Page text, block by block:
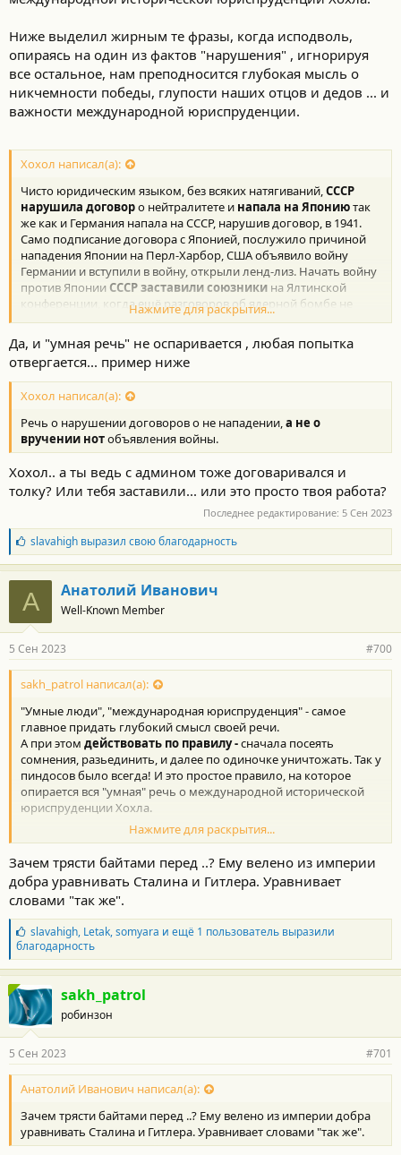
Ниже выделил жирным те фразы, когда исподволь,
опираясь на один из фактов "нарушения" , игнорируя
все остальное, нам преподносится глубокая мысль о
никчемности победы, глупости наших отцов и дедов ... и
важности международной юриспруденции.
Хохол написал(а):
Чисто юридическим языком, без всяких натягиваний,СССР
нарушила договоро нейтралитете и напала на Япониютак
же как и Германия напала на СССР, нарушив договор, в 1941.
Само подписание договора с Японией, послужило причиной
нападения Японии на Перл-Харбор, США объявило войну
Германии и вступили в войну, открыли ленд-лиз. Начать войну
против Японии СССР заставили союзники на Ялтинской
конференции, когда ещё разговоров об ядерной бомбе не
было и воевать с Японией на ее территории собирались
минимум год после победы в Европе даже с вступлением СССР
в войну с Японией.
Зы: Японцамсоюзники наваляли
СССР тоже в списке победителей, хоть и повоевал 3
недели. По Ялтинской договоренности
Сахалина и Курильские острова.
Против лишнего
праздника в РФ ничего не имею.3 сентября ещё день
окончания ВМВ, такой праздник в РФ тоже с 2020 года введён.
Нажмите для раскрытия...
Да, и "умная речь" не оспаривается , любая попытка
отвергается... пример ниже
Хохол написал(а):
Речь о нарушении договоров о не нападении,а не о
вручении нотобъявления войны.
Хохол.. а ты ведь с админом тоже договаривался и
толку? Или тебя заставили... или это просто твоя работа?
Последнее редактирование: 5 Сен 2023
Б
л
а
г
о
а
н
о
с
и
:
slavahighвыразил свою благодарность
А Анатолий Иванович
Well-Known Member
5 Сен 2023 #700
sakh_patrol написал(а):
"Умные люди", "международная юриспруденция" - самое
главное придать глубокий смысл своей речи.
А при этом действовать по правилу -сначала посеять
сомнения, разьединить, и далее по одиночке уничтожать. Так у
пиндосов было всегда! И это простое правило, на которое
опирается вся "умная" речь о международной исторической
юриспруденции Хохла.
Ниже выделил жирным те фразы, когда исподволь, опираясь
на один из фактов "нарушения" , игнорируя все остальное, нам
преподносится глубокая мысль о никчемности победы,
глупости наших отцов и дедов ... и важности международной
юриспруденции.
Да, и "умная речь" не оспаривается , любая попытка
отвергается... пример ниже
Хохол.. а ты ведь с админом тоже договаривался и толку? Или
тебя заставили... или это просто твоя работа?
Нажмите для раскрытия...
Зачем трясти байтами перед ..? Ему велено из империи
добра уравнивать Сталина и Гитлера. Уравнивает
словами "так же".
Б
л
а
г
о
д
а
р
о
с
т
:
slavahigh, Letak,somyara и ещё 1 пользователь выразили
благодарность
sakh_patrol
робинзон
5 Сен 2023 #701
Анатолий Иванович написал(а):
Зачем трясти байтами перед ..? Ему велено из империи добра
уравнивать Сталина и Гитлера. Уравнивает словами "так же".